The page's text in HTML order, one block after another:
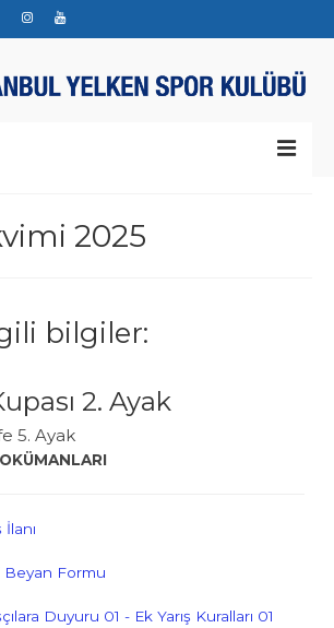
ve Organizasyon
2025
bilgiler:
2. Ayak
5. Ayak
İlanı
Beyan Formu
Duyuru 01 - Ek Yarış Kuralları 01